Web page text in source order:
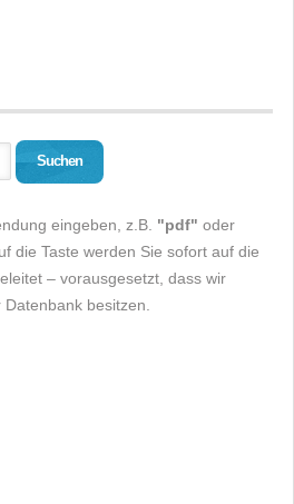
Suchen
eingeben, z.B. "pdf" oder
die Taste werden Sie sofort auf die
– vorausgesetzt, dass wir
besitzen.